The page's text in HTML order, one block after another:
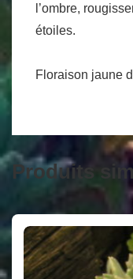
l’ombre,
étoiles.
Floraison jaune
Produits